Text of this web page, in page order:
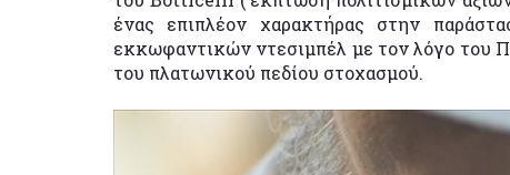
ένας επιπλέον χαρακτήρας στην
εκκωφαντικών ντεσιμπέλ με τον λόγο του
του πλατωνικού πεδίου στοχασμού.